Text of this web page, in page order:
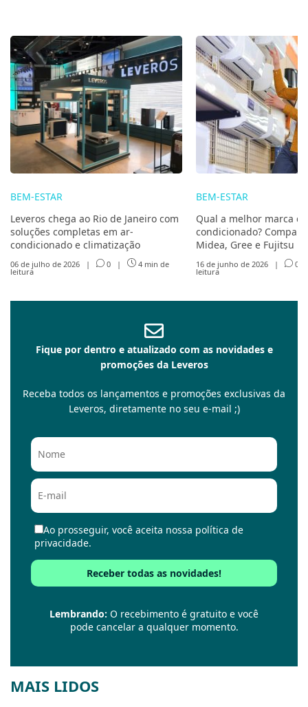
BEM-ESTAR
Leveros chega ao Rio de Janeiro com
soluções completas em ar-
condicionado e climatização
06 de julho de 2026 | 0 | 4 min de
leitura
BEM-ESTAR
Qual a melhor marca
condicionado?
Midea, Gree e Fujitsu
16 de junho de 2026 | 0
leitura
Fique por dentro e atualizado com as novidades e
promoções da Leveros
Receba todos os lançamentos e promoções exclusivas da
Leveros, diretamente no seu e-mail ;)
Ao prosseguir, você aceita nossa política de
privacidade.
Lembrando: O recebimento é gratuito e você
pode cancelar a qualquer momento.
MAIS LIDOS